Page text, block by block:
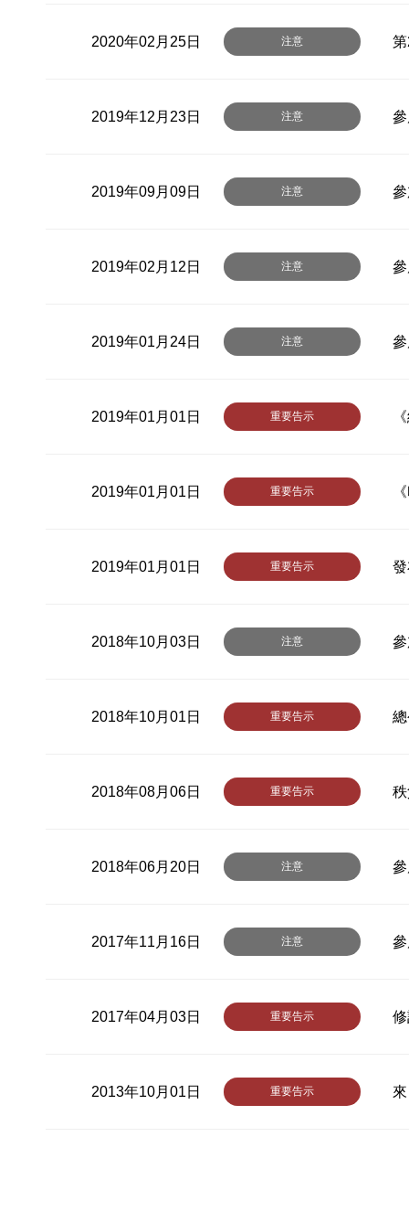
2020年02月25日 注意
2019年12月23日 注意
2019年09月09日 注意
2019年02月12日 注意
2019年01月24日 注意
2019年01月01日 重要告示
2019年01月01日 重要告示
2019年01月01日 重要告示
2018年10月03日 注意
2018年10月01日 重要告示
2018年08月06日 重要告示
2018年06月20日 注意
2017年11月16日 注意
2017年04月03日 重要告示
2013年10月01日 重要告示